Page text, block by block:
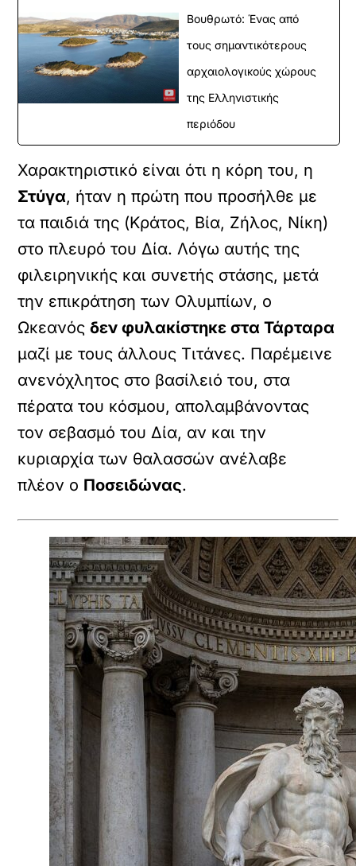
Βουθρωτό: Ένας από
τους σημαντικότερους
αρχαιολογικούς χώρους
της Ελληνιστικής
περιόδου
Χαρακτηριστικό είναι ότι η κόρη του, η
Στύγα, ήταν η πρώτη που προσήλθε με
τα παιδιά της (Κράτος, Βία, Ζήλος, Νίκη)
στο πλευρό του Δία. Λόγω αυτής της
φιλειρηνικής και συνετής στάσης, μετά
την επικράτηση των Ολυμπίων, ο
Ωκεανόςδεν φυλακίστηκε στα Τάρταρα
μαζί με τους άλλους Τιτάνες. Παρέμεινε
ανενόχλητος στο βασίλειό του, στα
πέρατα του κόσμου, απολαμβάνοντας
τον σεβασμό του Δία, αν και την
κυριαρχία των θαλασσών ανέλαβε
πλέον ο Ποσειδώνας.